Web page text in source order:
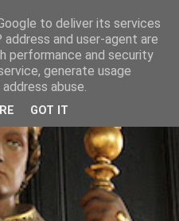
to deliver its services
and user-agent are
performance and security
generate usage
abuse.
GOT IT